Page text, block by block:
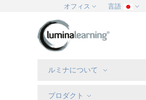
オフィス 言語
ルミナについて
プロダクト